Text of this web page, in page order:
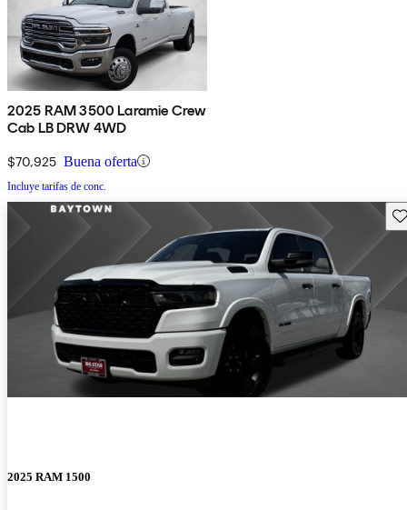
2025 RAM 3500 Laramie Crew
Cab LB DRW 4WD
$70,925 Buena oferta
Incluye tarifas de conc.
2025 RAM 1500